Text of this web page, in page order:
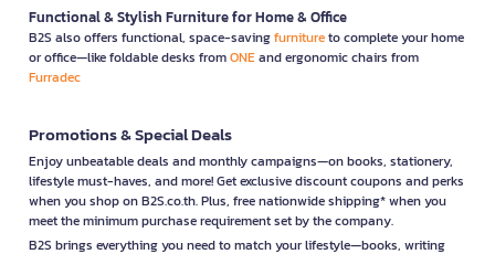
Functional & Stylish Furniture for Home & Office
B2S also offers functional, space-savingfurnitureto complete your home
or office—like foldable desks fromONEand ergonomic chairs from
Furradec
Promotions & Special Deals
Enjoy unbeatable deals and monthly campaigns—on books, stationery,
lifestyle must-haves, and more! Get exclusive discount coupons and perks
when you shop on B2S.co.th. Plus, free nationwide shipping* when you
meet the minimum purchase requirement set by the company.
B2S brings everything you need to match your lifestyle—books, writing